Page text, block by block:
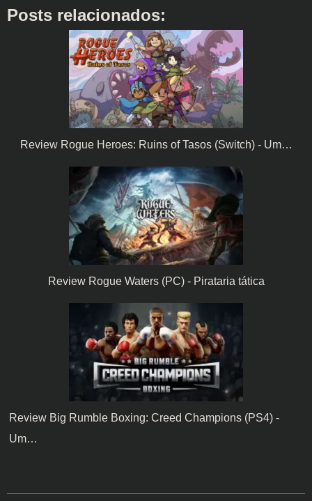
Posts relacionados:
Review Rogue Heroes: Ruins of Tasos (Switch) - Um…
Review Rogue Waters (PC) - Pirataria tática
Review Big Rumble Boxing: Creed Champions (PS4) -
Um…